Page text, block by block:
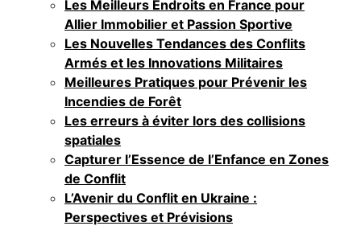
Les Meilleurs Endroits en France pour
Allier Immobilier et Passion Sportive
Les Nouvelles Tendances des Conflits
Armés et les Innovations Militaires
Meilleures Pratiques pour Prévenir les
Incendies de Forêt
Les erreurs à éviter lors des collisions
spatiales
Capturer l’Essence de l’Enfance en Zones
de Conflit
L’Avenir du Conflit en Ukraine :
Perspectives et Prévisions